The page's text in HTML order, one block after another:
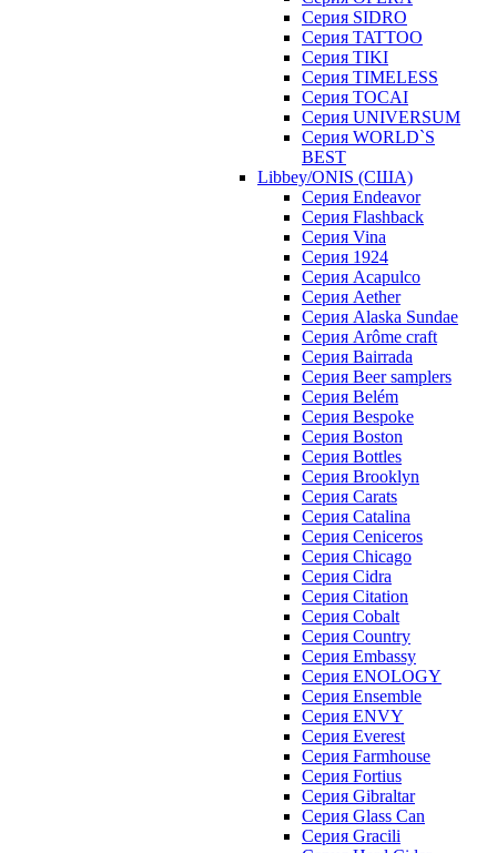
Серия SIDRO
Серия TATTOO
Серия TIKI
Серия TIMELESS
Серия TOCAI
Серия UNIVERSUM
Серия WORLD`S
BEST
Libbey/ONIS (США)
Cерия Endeavor
Cерия Flashback
Cерия Vina
Серия 1924
Серия Acapulco
Серия Aether
Серия Alaska Sundae
Серия Arôme craft
Серия Bairrada
Серия Beer samplers
Серия Belém
Серия Bespoke
Серия Boston
Серия Bottles
Серия Brooklyn
Серия Carats
Серия Catalina
Серия Ceniceros
Серия Chicago
Серия Cidra
Серия Citation
Серия Cobalt
Серия Country
Серия Embassy
Серия ENOLOGY
Серия Ensemble
Серия ENVY
Серия Everest
Серия Farmhouse
Серия Fortius
Серия Gibraltar
Серия Glass Can
Серия Gracili